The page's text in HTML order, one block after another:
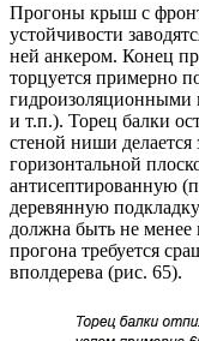
Прогоны крыш с
устойчивости
ней анкером. Конец
торцуется примерно
гидроизоляционными
и т.п.). Торец балки
стеной ниши
горизонтальной
антисептированную
деревянную
должна быть не
прогона требуется
вполдерева (рис. 65).